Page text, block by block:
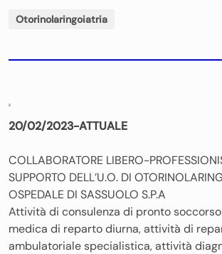
Otorinolaringoiatria
20/02/2023-ATTUALE
COLLABORATORE LIBERO-
SUPPORTO DELL’U.O. DI
OSPEDALE DI SASSUOLO S.P.A
Attività di consulenza di pronto
medica di reparto diurna, attività di
ambulatoriale specialistica, attività